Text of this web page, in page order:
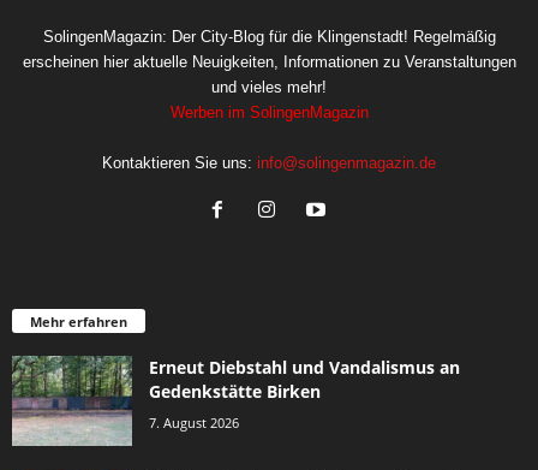
SolingenMagazin: Der City-Blog für die Klingenstadt! Regelmäßig
erscheinen hier aktuelle Neuigkeiten, Informationen zu Veranstaltungen
und vieles mehr!
Werben im SolingenMagazin
Kontaktieren Sie uns: info@solingenmagazin.de
Mehr erfahren
Erneut Diebstahl und Vandalismus an
Gedenkstätte Birken
7. August 2026